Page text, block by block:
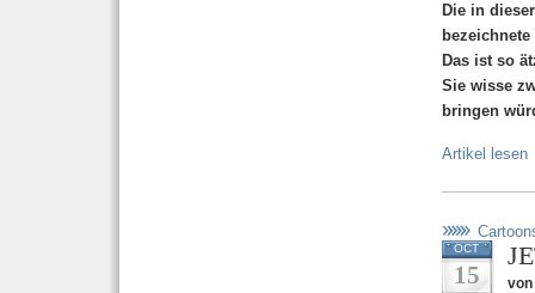
Die in
Das ist so
Sie wisse
bringen
Artikel lesen
OCT
15 von